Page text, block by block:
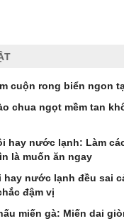
cuộn rong biển ngon
chua ngọt mềm tan
hay nước lạnh: Làm
là muốn ăn ngay
nước lạnh đều sai
đậm vị
miến gà: Miến dai